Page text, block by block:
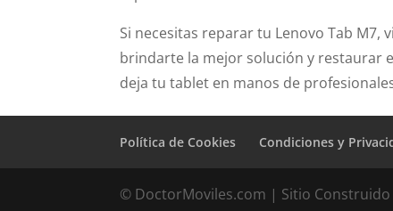
Si necesitas reparar tu Lenovo Tab
brindarte la mejor solución y restaurar
deja tu tablet en manos de
Política de Cookies Condiciones y
© DoctorMoviles.com | Sitio